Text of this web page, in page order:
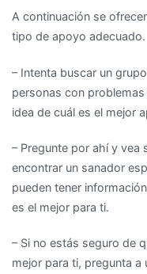
A continuación se
tipo de apoyo adecuado.
– Intenta buscar un
personas con
idea de cuál es el mejor
– Pregunte por ahí y vea
encontrar un sanador
pueden tener
es el mejor para ti.
– Si no estás seguro de
mejor para ti, pregunta